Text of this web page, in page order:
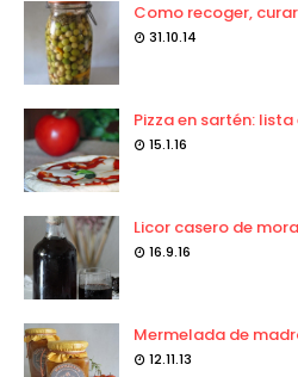
Como recoger,
31.10.14
Pizza en sartén: lista
15.1.16
Licor casero de
16.9.16
Mermelada de
12.11.13